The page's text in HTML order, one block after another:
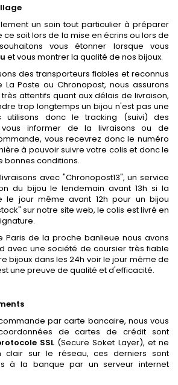
un soin tout particulier à préparer
ce soit lors de la mise en écrins ou lors de
vous étonner lorsque vous
et vous montrer la qualité de nos bijoux.
des transporteurs fiables et reconnus
Poste ou Chronopost, nous assurons
attentifs quant aux délais de livraison,
trop longtemps un bijou n'est pas une
utilisons donc le tracking (suivi) des
vous informer de la livraisons ou de
vous recevrez donc le numéro
à pouvoir suivre votre colis et donc le
bonnes conditions.
avec "Chronopost13", un service
du bijou le lendemain avant 13h si la
le jour même avant 12h pour un bijou
sur notre site web, le colis est livré en
Paris de la proche banlieue nous avons
avec une société de coursier très fiable
bijoux dans les 24h voir le jour même de
une preuve de qualité et d'efficacité.
par carte bancaire, nous vous
de cartes de crédit sont
SSL(Secure Soket Layer), et ne
clair sur le réseau, ces derniers sont
à la banque par un serveur internet